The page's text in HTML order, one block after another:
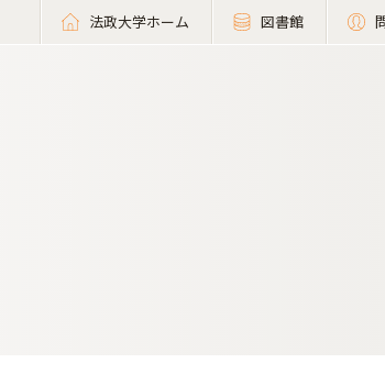
法政大学ホーム 図書館